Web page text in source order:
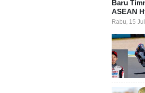
Baru
ASEAN
Rabu, 15